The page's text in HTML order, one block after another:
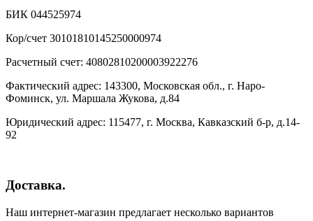
БИК 044525974
Кор/счет 30101810145250000974
Расчетный счет: 40802810200003922276
Фактический адрес: 143300, Московская обл., г. Наро-
Фоминск, ул. Маршала Жукова, д.84
Юридический адрес: 115477, г. Москва, Кавказский б-р, д.14-
92
Доставка.
Наш интернет-магазин предлагает несколько вариантов